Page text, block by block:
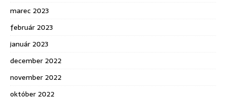
marec 2023
február 2023
január 2023
december 2022
november 2022
október 2022